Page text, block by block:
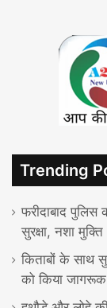
Trending
फरीदाबाद पुलिस
सुरक्षा, नशा
किताबों के साथ
को किया जागरूक